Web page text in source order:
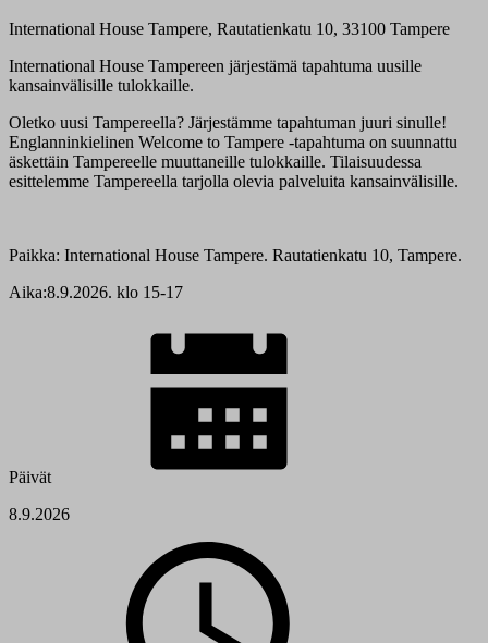
International House Tampere, Rautatienkatu 10, 33100 Tampere
International House Tampereen järjestämä tapahtuma uusille
kansainvälisille tulokkaille.
Oletko uusi Tampereella? Järjestämme tapahtuman juuri sinulle!
Englanninkielinen Welcome to Tampere -tapahtuma on suunnattu
äskettäin Tampereelle muuttaneille tulokkaille. Tilaisuudessa
esittelemme Tampereella tarjolla olevia palveluita kansainvälisille.
Paikka: International House Tampere. Rautatienkatu 10, Tampere.
Aika:8.9.2026. klo 15-17
Päivät
8.9.2026